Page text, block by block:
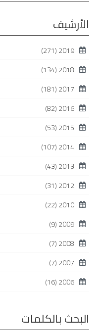
الأرشيف
2019
(271)
2018
(134)
2017
(181)
2016
(82)
2015
(53)
2014
(107)
2013
(43)
2012
(31)
2010
(22)
2009
(9)
2008
(7)
2007
(7)
2006
(16)
البحث بالكلمات